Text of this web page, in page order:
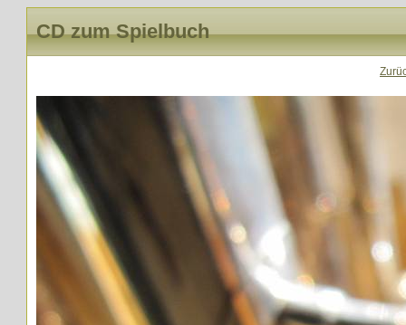
CD zum Spielbuch